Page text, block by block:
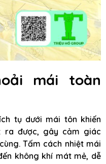
mái toàn
tụ dưới mái tôn khiến
ra được, gây cảm giác
Tấm cách nhiệt mái
không khí mát mẻ, dễ